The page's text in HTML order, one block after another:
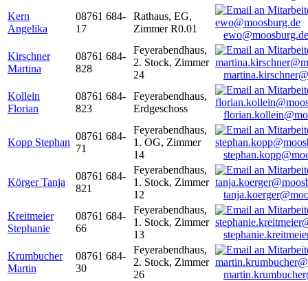
Kern
Angelika
08761 684-
17
Rathaus, EG,
Zimmer R0.01
ewo@moosburg.de
Kirschner
Martina
08761 684-
828
Feyerabendhaus,
2. Stock, Zimmer
24
Kollein
Florian
08761 684-
823
Feyerabendhaus,
Erdgeschoss
Kopp Stephan
08761 684-
71
Feyerabendhaus,
1. OG, Zimmer
14
Körger Tanja
08761 684-
821
Feyerabendhaus,
1. Stock, Zimmer
12
Kreitmeier
Stephanie
08761 684-
66
Feyerabendhaus,
1. Stock, Zimmer
13
Krumbucher
Martin
08761 684-
30
Feyerabendhaus,
2. Stock, Zimmer
26